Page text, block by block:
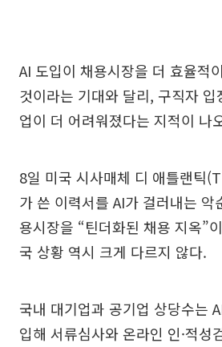
AI 도입이 채용시장을 더 효율적
것이라는 기대와 달리, 구직자 입
업이 더 어려워졌다는 지적이 나
8일 미국 시사매체 디 애틀랜틱
가 쓴 이력서를 AI가 걸러내는 악
용시장을 “틴더화된 채용 지옥”
국 상황 역시 크게 다르지 않다.
국내 대기업과 공기업 상당수는
입해 서류심사와 온라인 인·적성